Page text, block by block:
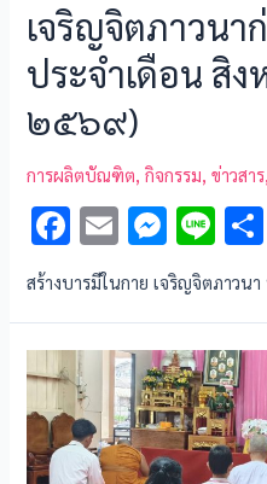
เจริญจิตภาวน
ประจำเดือน สิ
๒๕๖๙)
การผลิตบัณฑิต ,กิจกรรม ,ข่าวสาร
F
ac
e
b
o
o
k
E
ai
l
M
es
se
n
g
er
Li
e
สร้างบารมีในกาย เจริญจิตภาว